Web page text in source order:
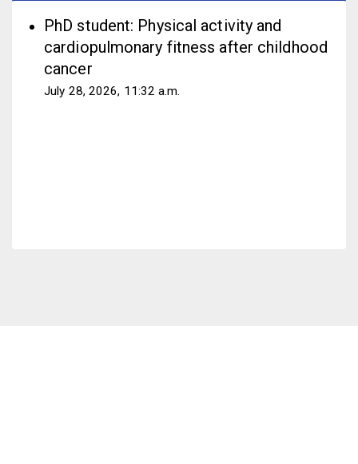
PhD student: Physical activity and
cardiopulmonary fitness after childhood
cancer
July 28, 2026, 11:32 a.m.